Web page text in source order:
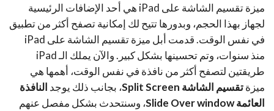
ميزة تقسيم الشاشة على iPad هي أحد الإضافات الرئيسية
لجهاز بهذا الحجم، وبدورها تتيح لك إمكانية تصفح أكثر من تطبيق
في نفس الوقت. قدمت أبل ميزة تقسيم الشاشة على iPad
منذ سنوات، وتم تحسينها بشكل كبير. والآن يملك الـ iPad
طريقتين لتصفح أكثر من نافذة في نفس الوقت، أهمها هي
ميزةتقسيم الشاشة Split Screen ، بجانب ذلك يوجد النافذة
العائمة Slide Over window
، وسنتحدث بشكل مفصل عنهم